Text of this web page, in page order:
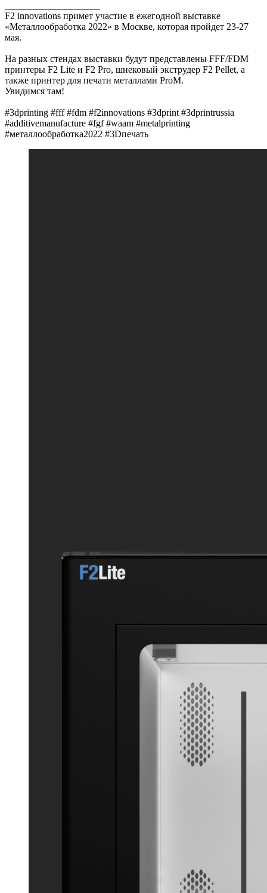
F2 innovations примет участие в ежегодной выставке
«Металлообработка 2022» в Москве, которая пройдет 23-27
мая.
На разных стендах выставки будут представлены FFF/FDM
принтеры F2 Lite и F2 Pro, шнековый экструдер F2 Pellet, а
также принтер для печати металлами ProM.
Увидимся там!
#3dprinting #fff #fdm #f2innovations #3dprint #3dprintrussia
#additivemanufacture #fgf #waam #metalprinting
#металлообработка2022 #3Dпечать